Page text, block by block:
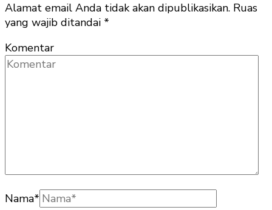
Alamat email Anda tidak akan dipublikasikan. Ruas
yang wajib ditandai *
Komentar
Nama*